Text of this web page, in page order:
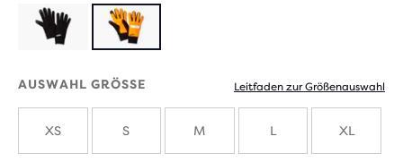
AUSWAHL GRÖSSE Leitfaden zur Größenauswahl
XS S M L XL